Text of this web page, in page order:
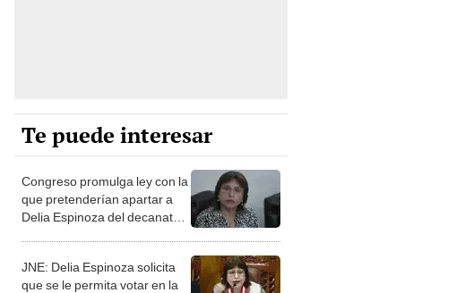
Te puede interesar
Congreso promulga ley con la
que pretenderían apartar a
Delia Espinoza del decanato
JNE: Delia Espinoza solicita
que se le permita votar en la